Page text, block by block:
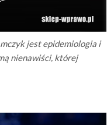
jest epidemiologia i
nienawiści, której